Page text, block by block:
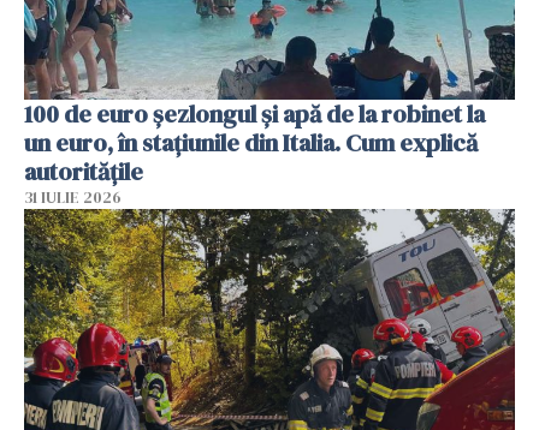
100 de euro șezlongul și apă de la robinet la
un euro, în stațiunile din Italia. Cum explică
autoritățile
31 IULIE 2026